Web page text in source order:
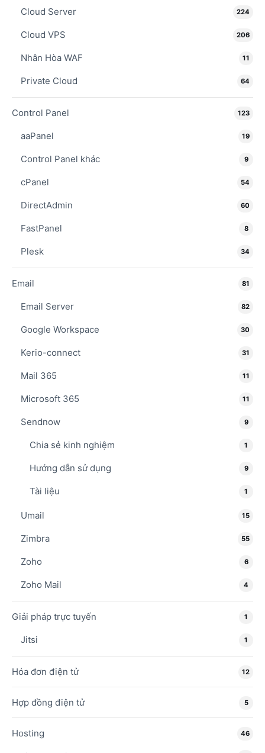
Cloud Server 224
Cloud VPS 206
Nhân Hòa WAF 11
Private Cloud 64
Control Panel 123
aaPanel 19
Control Panel khác 9
cPanel 54
DirectAdmin 60
FastPanel 8
Plesk 34
Email 81
Email Server 82
Google Workspace 30
Kerio-connect 31
Mail 365 11
Microsoft 365 11
Sendnow 9
Chia sẻ kinh nghiệm 1
Hướng dẫn sử dụng 9
Tài liệu 1
Umail 15
Zimbra 55
Zoho 6
Zoho Mail 4
Giải pháp trực tuyến 1
Jitsi 1
Hóa đơn điện tử 12
Hợp đồng điện tử 5
Hosting 46